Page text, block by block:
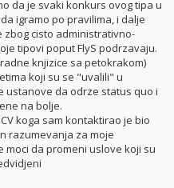
da je svaki konkurs ovog tipa u
igramo po pravilima, i dalje
cisto administrativno-
tipovi poput FlyS podrzavaju.
knjizice sa petokrakom)
koji su se "uvalili" u
ustanove da odrze status quo i
na bolje.
koga sam kontaktirao je bio
razumevanja za moje
moci da promeni uslove koji su